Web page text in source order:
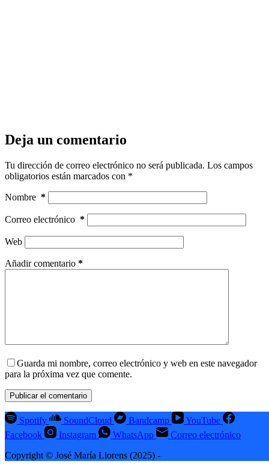
Deja un comentario
Tu dirección de correo electrónico no será publicada. Los campos
obligatorios están marcados con *
Nombre *
Correo electrónico *
Web
Añadir comentario *
Guarda mi nombre, correo electrónico y web en este navegador
para la próxima vez que comente.
Publicar el comentario
Spotify SoundCloud Bandcamp
YouTube
Facebook
Instagram WhatsApp
Correo electrónico
Copyright © José María Llorens (2025) -